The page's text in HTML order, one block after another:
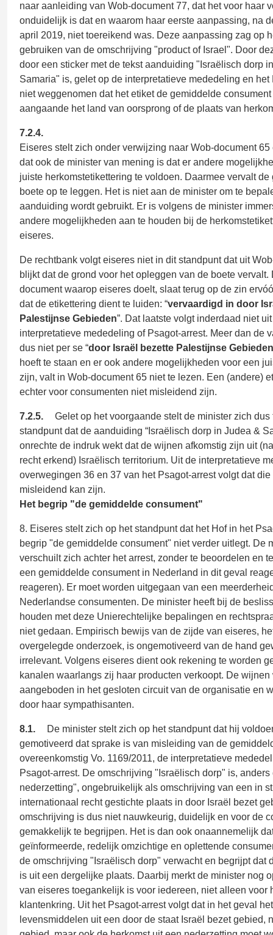
naar aanleiding van Wob-document 77, dat het voor haar
onduidelijk is dat en waarom haar eerste aanpassing, na
april 2019, niet toereikend was. Deze aanpassing zag op
gebruiken van de omschrijving "product of Israel". Door
door een sticker met de tekst aanduiding "Israëlisch dorp
Samaria" is, gelet op de interpretatieve mededeling en het
niet weggenomen dat het etiket de gemiddelde
aangaande het land van oorsprong of de plaats van
7.2.4.
Eiseres stelt zich onder verwijzing naar Wob-document 65
dat ook de minister van mening is dat er andere
juiste herkomstetikettering te voldoen. Daarmee vervalt de
boete op te leggen. Het is niet aan de minister om te
aanduiding wordt gebruikt. Er is volgens de minister
andere mogelijkheden aan te houden bij de
eiseres.
De rechtbank volgt eiseres niet in dit standpunt dat uit
blijkt dat de grond voor het opleggen van de boete vervalt.
document waarop eiseres doelt, slaat terug op de zin
dat de etikettering dient te luiden: “vervaardigd in door
Palestijnse Gebieden”. Dat laatste volgt inderdaad niet
interpretatieve mededeling of Psagot-arrest. Meer dan de
dus niet per se “door Israël bezette Palestijnse Gebieden
hoeft te staan en er ook andere mogelijkheden voor een
zijn, valt in Wob-document 65 niet te lezen. Een (andere)
echter voor consumenten niet misleidend zijn.
7.2.5.
Gelet op het voorgaande stelt de minister zich dus
standpunt dat de aanduiding “Israëlisch dorp in Judea &
onrechte de indruk wekt dat de wijnen afkomstig zijn uit
recht erkend) Israëlisch territorium. Uit de interpretatieve
overwegingen 36 en 37 van het Psagot-arrest volgt dat
misleidend kan zijn.
Het begrip "de gemiddelde consument"
8. Eiseres stelt zich op het standpunt dat het Hof in het
begrip "de gemiddelde consument" niet verder uitlegt. De
verschuilt zich achter het arrest, zonder te beoordelen en
een gemiddelde consument in Nederland in dit geval
reageren). Er moet worden uitgegaan van een
Nederlandse consumenten. De minister heeft bij de
houden met deze Unierechtelijke bepalingen en
niet gedaan. Empirisch bewijs van de zijde van eiseres,
overgelegde onderzoek, is ongemotiveerd van de hand
irrelevant. Volgens eiseres dient ook rekening te worden
kanalen waarlangs zij haar producten verkoopt. De wijnen
aangeboden in het gesloten circuit van de organisatie en
door haar sympathisanten.
8.1.
De minister stelt zich op het standpunt dat hij
gemotiveerd dat sprake is van misleiding van de
overeenkomstig Vo. 1169/2011, de interpretatieve
Psagot-arrest. De omschrijving "Israëlisch dorp" is,
nederzetting", ongebruikelijk als omschrijving van een in
internationaal recht gestichte plaats in door Israël bezet
omschrijving is dus niet nauwkeurig, duidelijk en voor de
gemakkelijk te begrijpen. Het is dan ook onaannemelijk
geïnformeerde, redelijk omzichtige en oplettende
de omschrijving "Israëlisch dorp" verwacht en begrijpt dat
is uit een dergelijke plaats. Daarbij merkt de minister nog
van eiseres toegankelijk is voor iedereen, niet alleen voor
klantenkring. Uit het Psagot-arrest volgt dat in het geval
levensmiddelen uit een door de staat Israël bezet gebied,